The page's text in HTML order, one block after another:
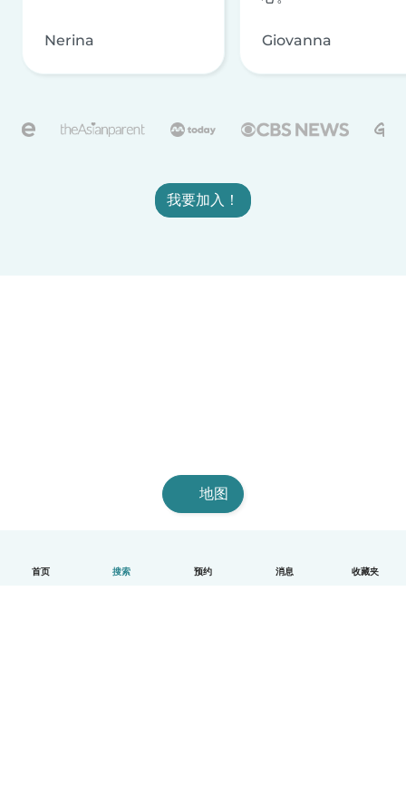
首页 搜索 预约 消息 收藏夹
Nerina Giovanna
我要加入！
地图